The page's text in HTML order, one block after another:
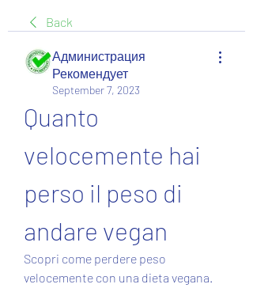
Back
Администрация
Рекомендует
September 7, 2023
Quanto
velocemente hai
perso il peso di
andare vegan
Scopri come perdere peso
velocemente con una dieta vegana.